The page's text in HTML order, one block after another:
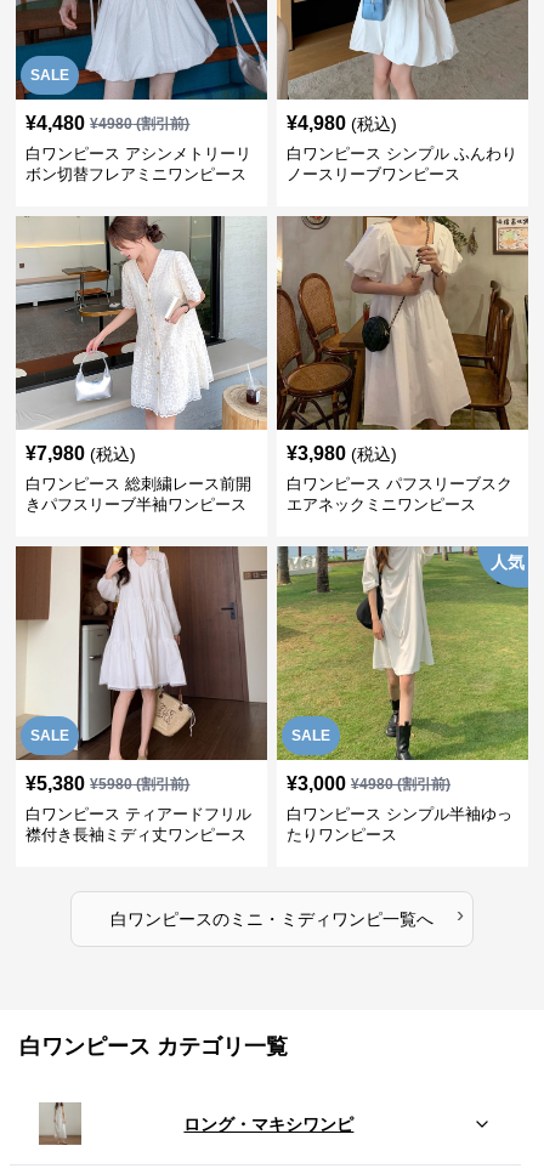
SALE
¥4,480 ¥4980(割引前)
白ワンピース アシンメトリーリ
ボン切替フレアミニワンピース
¥4,980 (税込)
白ワンピース シンプル ふんわり
ノースリーブワンピース
¥7,980 (税込)
白ワンピース 総刺繍レース前開
きパフスリーブ半袖ワンピース
¥3,980 (税込)
白ワンピース パフスリーブスク
エアネックミニワンピース
SALE
¥5,380 ¥5980(割引前)
白ワンピース ティアードフリル
襟付き長袖ミディ丈ワンピース
SALE
人気
¥3,000 ¥4980(割引前)
白ワンピース シンプル半袖ゆっ
たりワンピース
白ワンピースのミニ・ミディワンピ一覧へ ›
白ワンピース カテゴリ一覧
ロング・マキシワンピ